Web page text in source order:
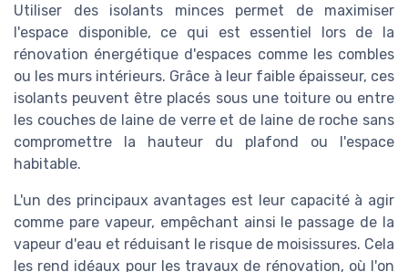
Utiliser des isolants minces permet de maximiser
l'espace disponible, ce qui est essentiel lors de la
rénovation énergétique d'espaces comme les combles
ou les murs intérieurs. Grâce à leur faible épaisseur, ces
isolants peuvent être placés sous une toiture ou entre
les couches de laine de verre et de laine de roche sans
compromettre la hauteur du plafond ou l'espace
habitable.
L'un des principaux avantages est leur capacité à agir
comme pare vapeur, empêchant ainsi le passage de la
vapeur d'eau et réduisant le risque de moisissures. Cela
les rend idéaux pour les travaux de rénovation, où l'on